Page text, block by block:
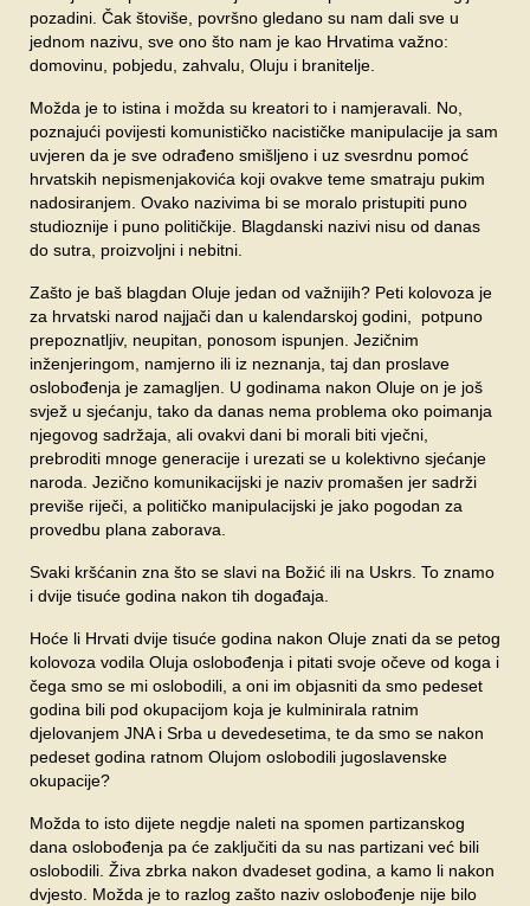
pozadini. Čak štoviše, površno gledano su nam dali sve u
jednom nazivu, sve ono što nam je kao Hrvatima važno:
domovinu, pobjedu, zahvalu, Oluju i branitelje.
Možda je to istina i možda su kreatori to i namjeravali. No,
poznajući povijesti komunističko nacističke manipulacije ja sam
uvjeren da je sve odrađeno smišljeno i uz svesrdnu pomoć
hrvatskih nepismenjakovića koji ovakve teme smatraju pukim
nadosiranjem. Ovako nazivima bi se moralo pristupiti puno
studioznije i puno političkije. Blagdanski nazivi nisu od danas
do sutra, proizvoljni i nebitni.
Zašto je baš blagdan Oluje jedan od važnijih? Peti kolovoza je
za hrvatski narod najjači dan u kalendarskoj godini, potpuno
prepoznatljiv, neupitan, ponosom ispunjen. Jezičnim
inženjeringom, namjerno ili iz neznanja, taj dan proslave
oslobođenja je zamagljen. U godinama nakon Oluje on je još
svjež u sjećanju, tako da danas nema problema oko poimanja
njegovog sadržaja, ali ovakvi dani bi morali biti vječni,
prebroditi mnoge generacije i urezati se u kolektivno sjećanje
naroda. Jezično komunikacijski je naziv promašen jer sadrži
previše riječi, a političko manipulacijski je jako pogodan za
provedbu plana zaborava.
Svaki kršćanin zna što se slavi na Božić ili na Uskrs. To znamo
i dvije tisuće godina nakon tih događaja.
Hoće li Hrvati dvije tisuće godina nakon Oluje znati da se petog
kolovoza vodila Oluja oslobođenja i pitati svoje očeve od koga i
čega smo se mi oslobodili, a oni im objasniti da smo pedeset
godina bili pod okupacijom koja je kulminirala ratnim
djelovanjem JNA i Srba u devedesetima, te da smo se nakon
pedeset godina ratnom Olujom oslobodili jugoslavenske
okupacije?
Možda to isto dijete negdje naleti na spomen partizanskog
dana oslobođenja pa će zaključiti da su nas partizani već bili
oslobodili. Živa zbrka nakon dvadeset godina, a kamo li nakon
dvjesto. Možda je to razlog zašto naziv oslobođenje nije bilo